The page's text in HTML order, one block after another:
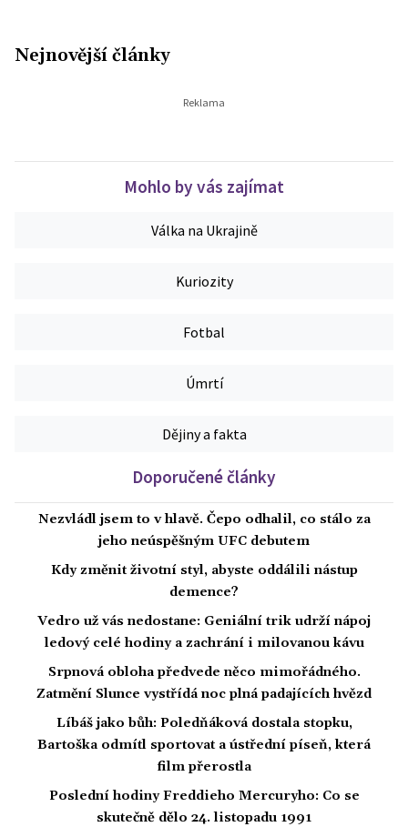
Nejnovější články
Mohlo by vás zajímat
Válka na Ukrajině
Kuriozity
Fotbal
Úmrtí
Dějiny a fakta
Doporučené články
Nezvládl jsem to v hlavě. Čepo odhalil, co stálo za
jeho neúspěšným UFC debutem
Kdy změnit životní styl, abyste oddálili nástup
demence?
Vedro už vás nedostane: Geniální trik udrží nápoj
ledový celé hodiny a zachrání i milovanou kávu
Srpnová obloha předvede něco mimořádného.
Zatmění Slunce vystřídá noc plná padajících hvězd
Líbáš jako bůh: Poledňáková dostala stopku,
Bartoška odmítl sportovat a ústřední píseň, která
film přerostla
Poslední hodiny Freddieho Mercuryho: Co se
skutečně dělo 24. listopadu 1991